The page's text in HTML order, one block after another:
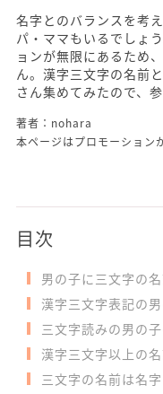
名字とのバランスを考
パ・ママもいるでしょ
ョンが無限にあるため
ん。漢字三文字の名前
さん集めてみたので、
著者：nohara
本ページはプロモーション
目次
男の子に三文字の
漢字三文字表記の
三文字読みの男の
漢字三文字以上の
三文字の名前は名